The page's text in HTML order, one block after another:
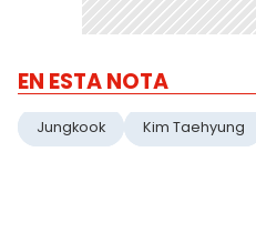
EN ESTA NOTA
Jungkook Kim Taehyung